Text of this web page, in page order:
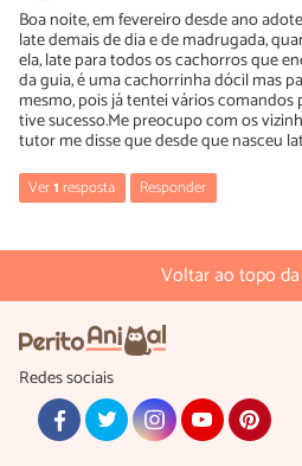
Se esse comportamento
ajuda de um profissional.
A equipe do PeritoAnimal deseja
Boa noite, em fevereiro desde ano
late demais de dia e de madrugada,
ela, late para todos os cachorros que
da guia, é uma cachorrinha dócil mas
mesmo, pois já tentei vários comandos
tive sucesso.Me preocupo com os
tutor me disse que desde que nasceu
Ver1resposta Responder
03/12/2019
Bota focinheira, depois qdo ele
muda de ideia na hora. Eles
Voltar ao topo da
Redes sociais